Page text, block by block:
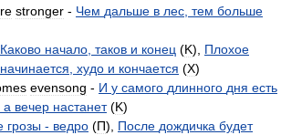
stronger - Чем дальше в лес тем больше
Каково начало таков и конец (K), Плохое
начинается худо и кончается (X)
evensong - И у самого длинного дня есть
а вечер настанет(K)
грозы - ведро (П), После дождичка будет